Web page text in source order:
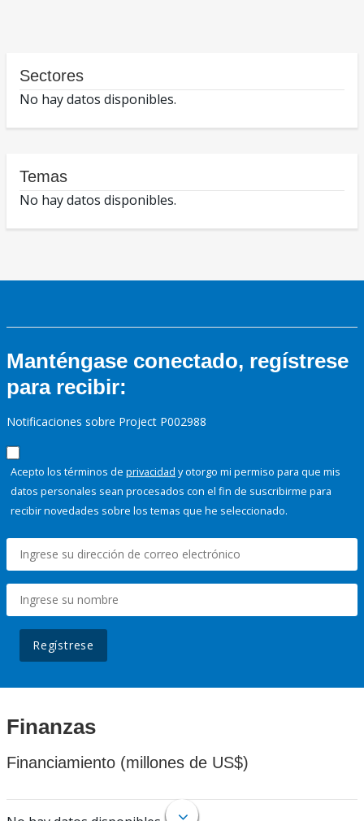
Sectores
No hay datos disponibles.
Temas
No hay datos disponibles.
Manténgase conectado, regístrese
para recibir:
Notificaciones sobre Project P002988
Acepto los términos de privacidad y otorgo mi permiso para que mis
datos personales sean procesados con el fin de suscribirme para
recibir novedades sobre los temas que he seleccionado.
Regístrese
Finanzas
Financiamiento (millones de US$)